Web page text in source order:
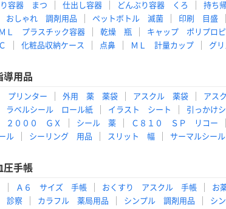
り容器 まつ 仕出し容器 どんぶり容器 くろ 持ち
おしゃれ 調剤用品 ペットボトル 滅菌 印刷 目盛
Ｌ プラスチック容器 乾燥 瓶 キャップ ポリプロ
化粧品収納ケース 点鼻 ＭＬ 計量カップ グ
導用品
プリンター 外用 薬 薬袋 アスクル 薬袋 アス
ラベルシール ロール紙 イラスト シート 引っかけ
２０００ ＧＸ シール 薬 Ｃ８１０ ＳＰ リコー
ル シーリング 用品 スリット 幅 サーマルシール
圧手帳
Ａ６ サイズ 手帳 おくすり アスクル 手帳 お
診察
カラフル 薬局用品 シンプル 調剤用品 シ